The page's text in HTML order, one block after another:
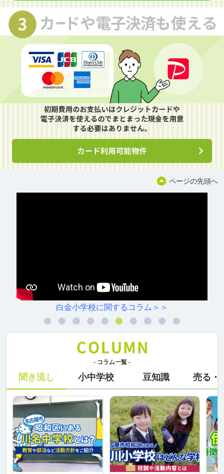
ページの先頭へ
白金小学校に関するコラム＞＞
- コラム一覧 -
聞き流し 小中学校 豆知識 売る・